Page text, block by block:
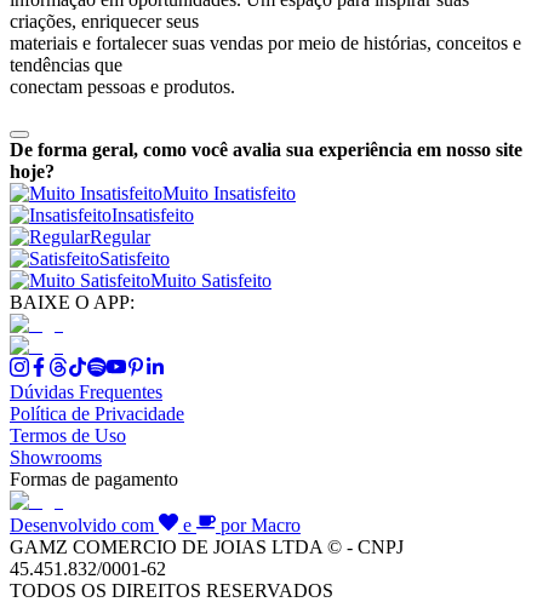
criações, enriquecer seus
materiais e fortalecer suas vendas por meio de histórias, conceitos e
tendências que
conectam pessoas e produtos.
De forma geral, como você avalia sua experiência em nosso site
hoje?
Muito Insatisfeito
Insatisfeito
Regular
Satisfeito
Muito Satisfeito
BAIXE O APP:
Dúvidas Frequentes
Política de Privacidade
Termos de Uso
Showrooms
Formas de pagamento
Desenvolvido com e
por Macro
GAMZ COMERCIO DE JOIAS LTDA © - CNPJ
45.451.832/0001-62
TODOS OS DIREITOS RESERVADOS